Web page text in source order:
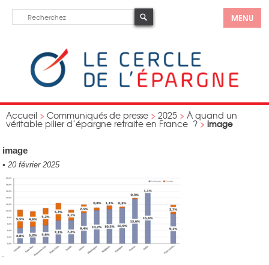
MENU
Accueil > Communiqués de presse > 2025 > À quand un
véritable pilier d’épargne retraite en France ?> image
image
• 20 février 2025